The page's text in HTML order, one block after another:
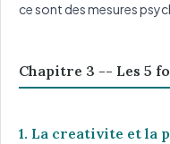
ce sont des mesures
Chapitre 3 -- Les 5
1. La creativite et la